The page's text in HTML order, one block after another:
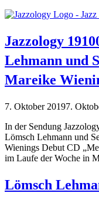
Jazzology
Lehmann und
Mareike
7. Oktober 20197.
In der Sendung
Lömsch Lehmann und
Wienings Debut CD
im Laufe der Woche in
Lömsch